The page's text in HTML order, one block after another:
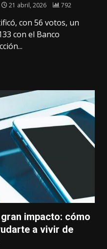
21 abril, 2026 792
con 56 votos, un
con el Banco
impacto: cómo
a vivir de